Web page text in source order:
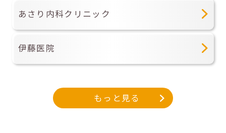
あさり内科クリニック
伊藤医院
もっと見る